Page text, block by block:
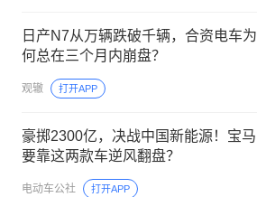
日产N7从万辆跌破千辆，合资电车为
何总在三个月内崩盘？
观辙 打开APP
豪掷2300亿，决战中国新能源！宝马
要靠这两款车逆风翻盘？
电动车公社 打开APP